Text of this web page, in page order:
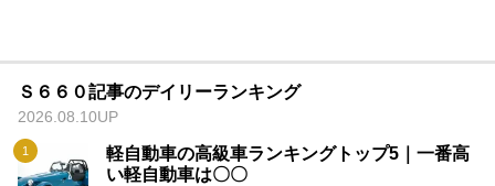
Ｓ６６０記事のデイリーランキング
2026.08.10UP
軽自動車の高級車ランキングトップ5｜一番高
い軽自動車は〇〇